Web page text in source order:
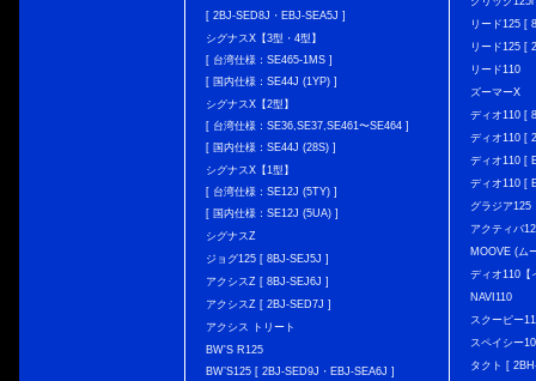
[ 2BJ-SED8J・EBJ-SEA5J ]
シグナスX【3型・4型】
[ 台湾仕様：SE465-1MS ]
[ 国内仕様：SE44J (1YP) ]
シグナスX【2型】
[ 台湾仕様：SE36,SE37,SE461〜SE464 ]
[ 国内仕様：SE44J (28S) ]
シグナスX【1型】
[ 台湾仕様：SE12J (5TY) ]
[ 国内仕様：SE12J (5UA) ]
シグナスZ
ジョグ125 [ 8BJ-SEJ5J ]
アクシスZ [ 8BJ-SEJ6J ]
アクシスZ [ 2BJ-SED7J ]
アクシス トリート
BW'S R125
BW’S125 [ 2BJ-SED9J・EBJ-SEA6J ]
リード125 [
リード125 [
リード110
ズーマーX
ディオ110 [
ディオ110 [
ディオ110 [
ディオ110 [
グラジア125
アクティバ
MOOVE (ム
ディオ110【
NAVI110
スクーピー
スペイシー
タクト [